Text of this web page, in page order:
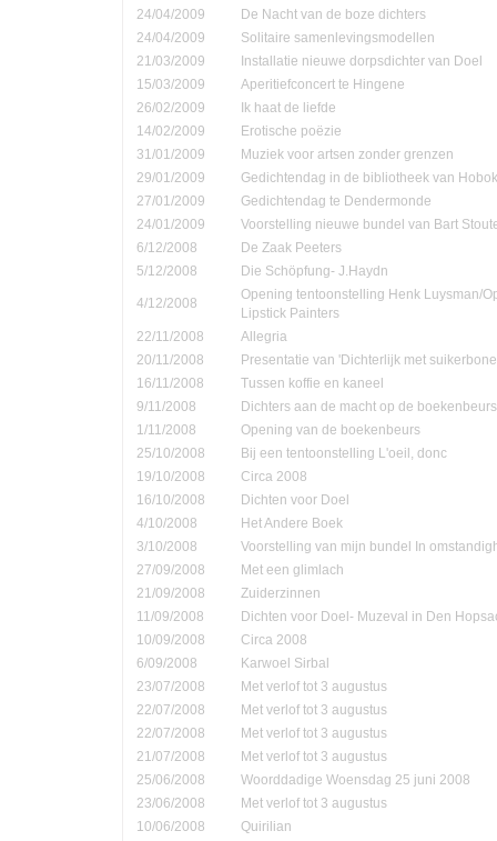
24/04/2009
De Nacht van de boze dichters
24/04/2009
Solitaire samenlevingsmodellen
21/03/2009
Installatie nieuwe dorpsdichter van Doel
15/03/2009
Aperitiefconcert te Hingene
26/02/2009
Ik haat de liefde
14/02/2009
Erotische poëzie
31/01/2009
Muziek voor artsen zonder grenzen
29/01/2009
Gedichtendag in de bibliotheek van
27/01/2009
Gedichtendag te Dendermonde
24/01/2009
Voorstelling nieuwe bundel van Bart
6/12/2008
De Zaak Peeters
5/12/2008
Die Schöpfung- J.Haydn
4/12/2008
Opening tentoonstelling Henk Luysman/
Lipstick Painters
22/11/2008
Allegria
20/11/2008
Presentatie van 'Dichterlijk met
16/11/2008
Tussen koffie en kaneel
9/11/2008
Dichters aan de macht op de boekenbeurs
1/11/2008
Opening van de boekenbeurs
25/10/2008
Bij een tentoonstelling L'oeil, donc
19/10/2008
Circa 2008
16/10/2008
Dichten voor Doel
4/10/2008
Het Andere Boek
3/10/2008
Voorstelling van mijn bundel In
27/09/2008
Met een glimlach
21/09/2008
Zuiderzinnen
11/09/2008
Dichten voor Doel- Muzeval in Den
10/09/2008
Circa 2008
6/09/2008
Karwoel Sirbal
23/07/2008
Met verlof tot 3 augustus
22/07/2008
Met verlof tot 3 augustus
22/07/2008
Met verlof tot 3 augustus
21/07/2008
Met verlof tot 3 augustus
25/06/2008
Woorddadige Woensdag 25 juni 2008
23/06/2008
Met verlof tot 3 augustus
10/06/2008
Quirilian